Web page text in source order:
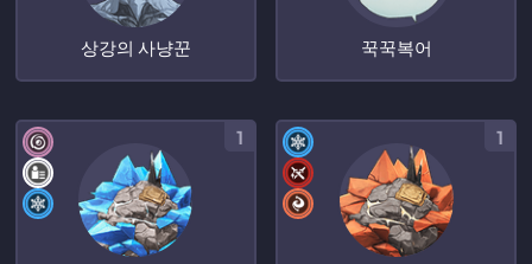
상강의 사냥꾼 꾹꾹복어
1 1